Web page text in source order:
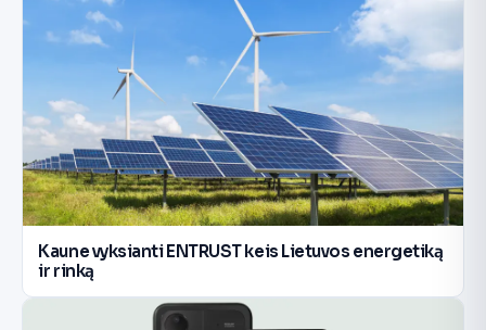
Kaune vyksianti ENTRUST keis Lietuvos energetiką
ir rinką